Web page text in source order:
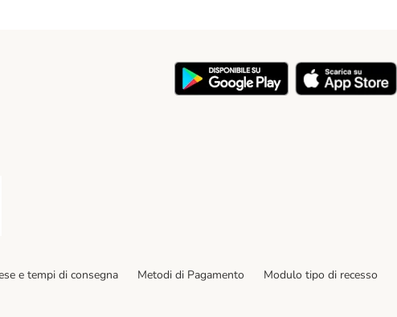
e tempi di consegna Metodi di Pagamento
Modulo tipo di recesso